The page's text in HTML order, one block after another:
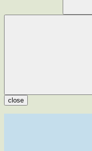
close